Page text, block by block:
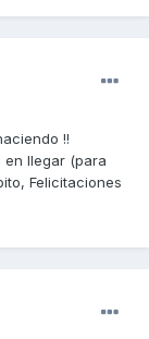
!!
en llegar (para
Felicitaciones